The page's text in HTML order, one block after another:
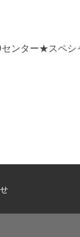
ンター★スペシ